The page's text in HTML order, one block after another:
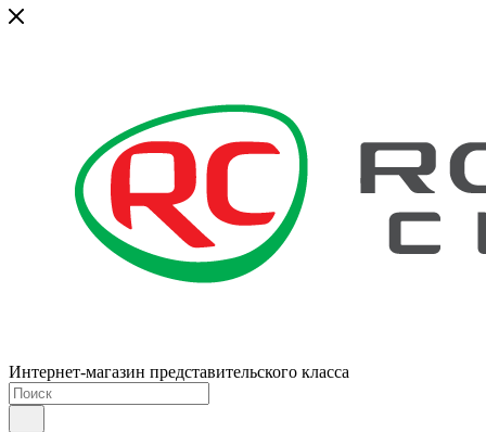
Интернет-магазин представительского класса